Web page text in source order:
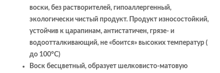
воски, без растворителей, гипоаллергенный,
экологически чистый продукт. Продукт износостойкий,
устойчив к царапинам, антистатичен, грязе- и
водоотталкивающий, не «боится» высоких температур (
до 100°С)
Воск бесцветный, образует шелковисто-матовую